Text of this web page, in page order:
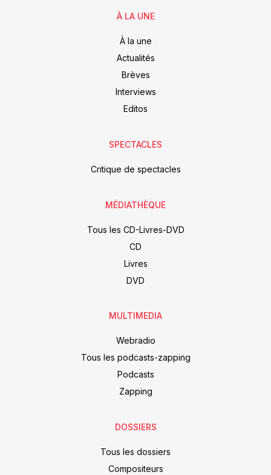
À LA UNE
À la une
Actualités
Brèves
Interviews
Editos
SPECTACLES
Critique de spectacles
MÉDIATHÈQUE
Tous les CD-Livres-DVD
CD
Livres
DVD
MULTIMEDIA
Webradio
Tous les podcasts-zapping
Podcasts
Zapping
DOSSIERS
Tous les dossiers
Compositeurs